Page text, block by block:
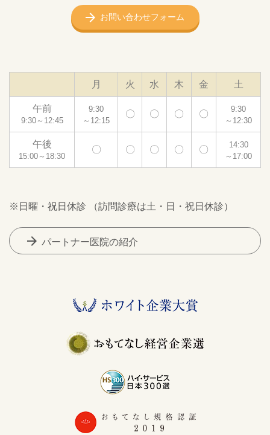
お問い合わせフォーム
月 火 水 木 金 土
午前
9:30～12:45
9:30
～12:15
〇 〇 〇 〇
9:30
～12:30
午後
15:00～18:30
〇 〇 〇 〇 〇
14:30
～17:00
※日曜・祝日休診 （訪問診療は土・日・祝日休診）
arrow_forward パートナー医院の紹介